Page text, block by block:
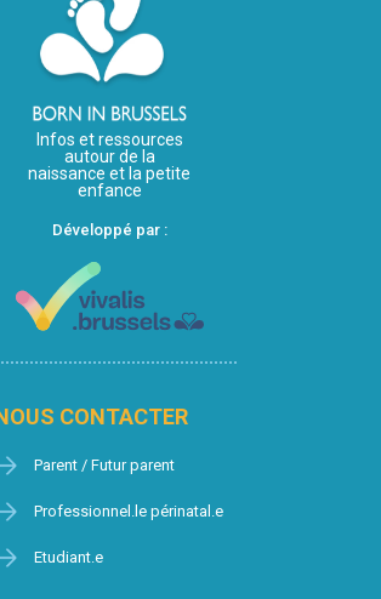
Infos et ressources
autour de la
naissance et la petite
enfance
Développé par :
CONTACTER
Parent / Futur parent
Professionnel.le périnatal.e
Etudiant.e